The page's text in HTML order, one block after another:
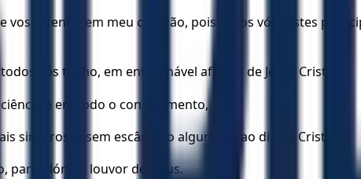
vos retenho em meu coração, pois todos vós fostes
vós tenho, em entranhável afeição de Jesus Cristo.
e em todo o conhecimento,
sinceros, e sem escândalo algum até ao dia de Cristo;
para glória e louvor de Deus.